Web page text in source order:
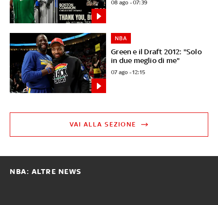
08 ago - 07:39
Green e il Draft 2012: "Solo
in due meglio di me"
NBA
07 ago - 12:15
VAI ALLA SEZIONE
NBA: ALTRE NEWS